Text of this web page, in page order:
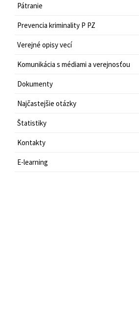
Pátranie
Prevencia kriminality P PZ
Verejné opisy vecí
Komunikácia s médiami a verejnosťou
Dokumenty
Najčastejšie otázky
Štatistiky
Kontakty
E-learning